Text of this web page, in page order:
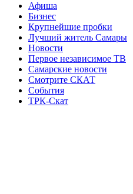
Афиша
Бизнес
Крупнейшие пробки
Лучший житель Самары
Новости
Первое независимое ТВ
Самарские новости
Смотрите СКАТ
События
ТРК-Скат